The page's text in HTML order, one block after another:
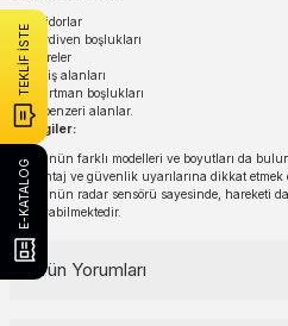
Koridorlar
Merdiven boşlukları
Antreler
Geçiş alanları
Apartman boşlukları
ve benzeri alanlar.
Ek Bilgiler:
Ürünün farklı modelleri ve boyutları da
Montaj ve güvenlik uyarılarına dikkat etmek
Ürünün radar sensörü sayesinde, hareketi
algılayabilmektedir.
Ürün Yorumları
TEKLİF İSTE
E-KATALOG